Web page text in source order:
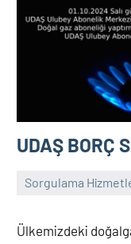
UDAŞ BORÇ
Sorgulama
sorgulama
Yorum
Ülkemizdeki